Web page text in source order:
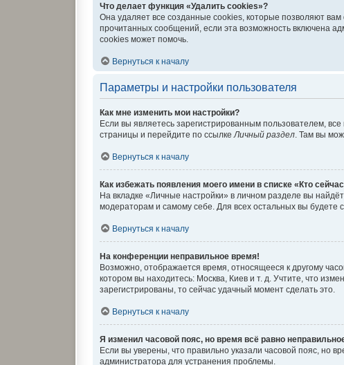
Что делает функция «Удалить cookies»?
Она удаляет все созданные cookies, которые позволяют
прочитанных сообщений, если эта возможность включена
cookies может помочь.
Вернуться к началу
Параметры и настройки пользователя
Как мне изменить мои настройки?
Если вы являетесь зарегистрированным пользователем,
страницы и перейдите по ссылкеЛичный раздел . Там вы
Вернуться к началу
Как избежать появления моего имени в списке «Кто
На вкладке «Личные настройки» в личном разделе вы
модераторам и самому себе. Для всех остальных вы будете
Вернуться к началу
На конференции неправильное время!
Возможно, отображается время, относящееся к другому
котором вы находитесь: Москва, Киев и т. д. Учтите, что
зарегистрированы, то сейчас удачный момент сделать это.
Вернуться к началу
Я изменил часовой пояс, но время всё равно
Если вы уверены, что правильно указали часовой пояс, но
администратора для устранения проблемы.